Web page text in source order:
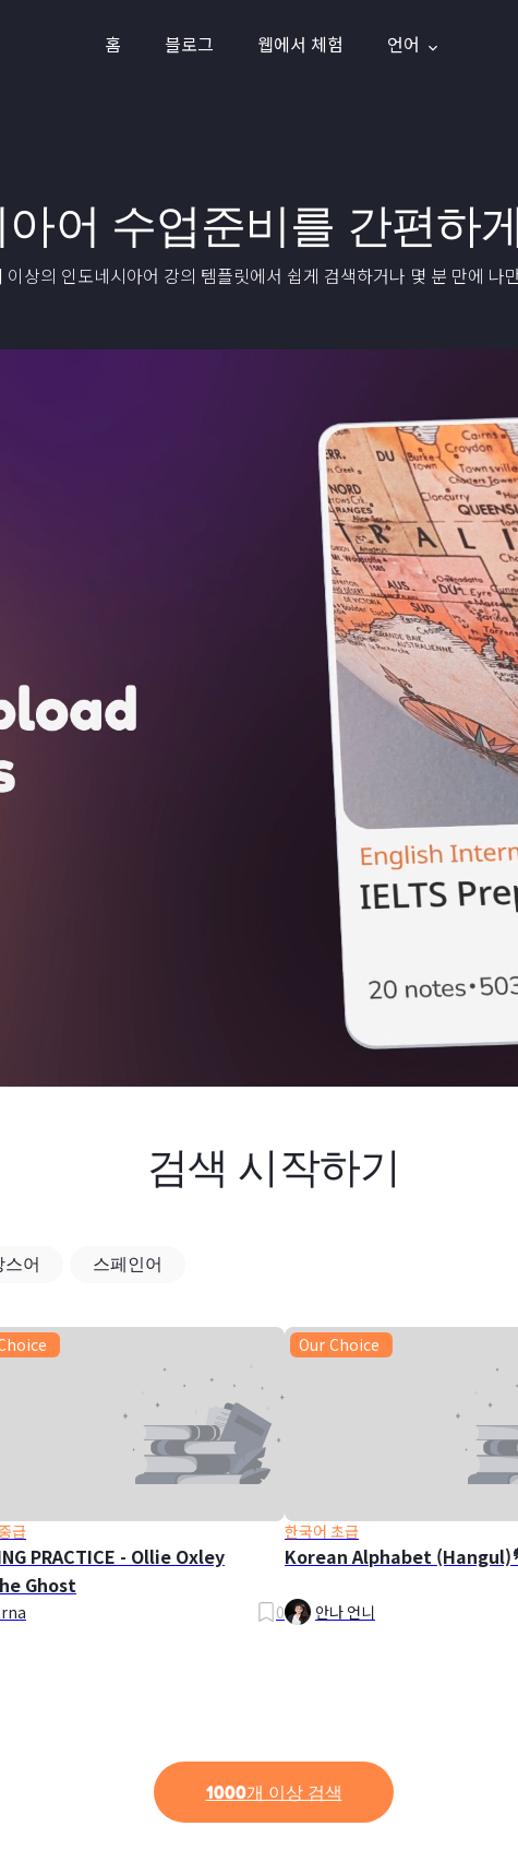
홈 블로그 웹에서 체험 언어
어 수업준비를 간편하
상의 인도네시아어 강의 템플릿에서 쉽게 검색하거나 몇 분 만에 나
검색 시작하기
스어 스페인어
급
PRACTICE - Ollie Oxley
Ghost
0
Our Choice
한국어 초급
Korean Alphabet
안나 언니
1000개 이상 검색